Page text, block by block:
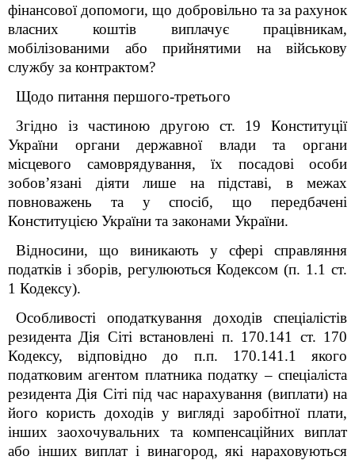
фінансової допомоги, що добровільно та за рахунок
власних коштів виплачує працівникам,
мобілізованими або прийнятими на військову
службу за контрактом?
Щодо питання першого-третього
Згідно із частиною другою ст. 19 Конституції
України органи державної влади та органи
місцевого самоврядування, їх посадові особи
зобов’язані діяти лише на підставі, в межах
повноважень та у спосіб, що передбачені
Конституцією України та законами України.
Відносини, що виникають у сфері справляння
податків і зборів, регулюються Кодексом (п. 1.1 ст.
1 Кодексу).
Особливості оподаткування доходів спеціалістів
резидента Дія Сіті встановлені п. 170.141
ст. 170
Кодексу, відповідно до п.п. 170.141 .1 якого
податковим агентом платника податку – спеціаліста
резидента Дія Сіті під час нарахування (виплати) на
його користь доходів у вигляді заробітної плати,
інших заохочувальних та компенсаційних виплат
або інших виплат і винагород, які нараховуються